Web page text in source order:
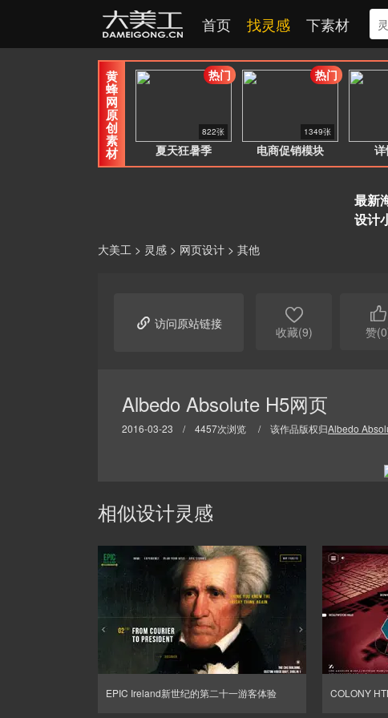
首页 找灵感 下素材
黄
蜂
网
原
创
素
材 夏天狂暑季
822张
热门
电商促销模块
1349张
热门
最新
设计
大美工 > 灵感 > 网页设计 > 其他
 访问原站链接 
收藏(9)

赞
Albedo Absolute H5网页
2016-03-23 / 4457次浏览 / 该作品版权归Albedo
相似设计灵感
EPIC Ireland新世纪的第二十一游客体验 COLONY